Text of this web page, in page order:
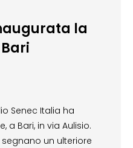
la
Senec Italia ha
a Bari, in via Aulisio.
segnano un ulteriore